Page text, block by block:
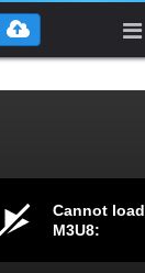
Cannot load
M3U8: